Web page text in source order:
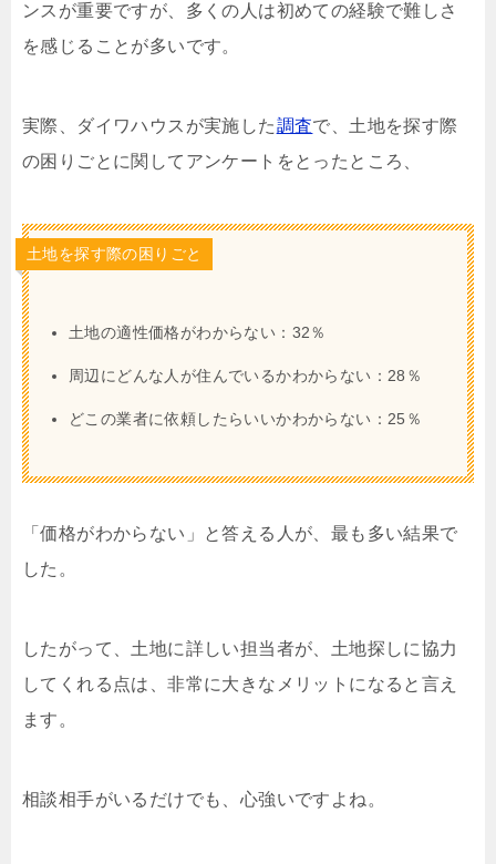
ンスが重要ですが、多くの人は初めての経験で難しさ
を感じることが多いです。
実際、ダイワハウスが実施した調査で、土地を探す際
の困りごとに関してアンケートをとったところ、
土地を探す際の困りごと
土地の適性価格がわからない：32％
周辺にどんな人が住んでいるかわからない：28％
どこの業者に依頼したらいいかわからない：25％
「価格がわからない」と答える人が、最も多い結果で
した。
したがって、土地に詳しい担当者が、土地探しに協力
してくれる点は、非常に大きなメリットになると言え
ます。
相談相手がいるだけでも、心強いですよね。